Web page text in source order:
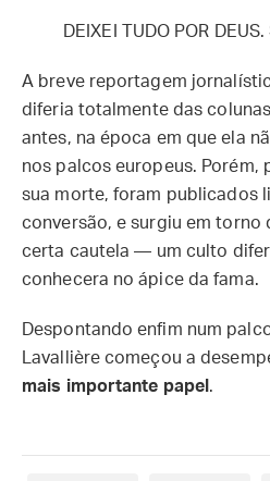
DEIXEI TUDO POR
A breve reportagem
diferia totalmente das
antes, na época em que ela
nos palcos europeus. Porém,
sua morte, foram publicados
conversão, e surgiu em
certa cautela — um culto
conhecera no ápice da fama.
Despontando enfim num
Lavallière começou a
mais importante papel .